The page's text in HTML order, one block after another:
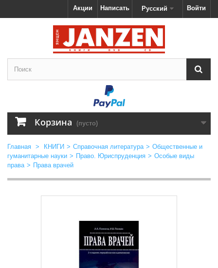
Войти
Русский
Написать
Акции
Корзина (пусто)
Главная > КНИГИ > Справочная литература > Общественные и
гуманитарные науки > Право. Юриспруденция > Особые виды
права > Права врачей